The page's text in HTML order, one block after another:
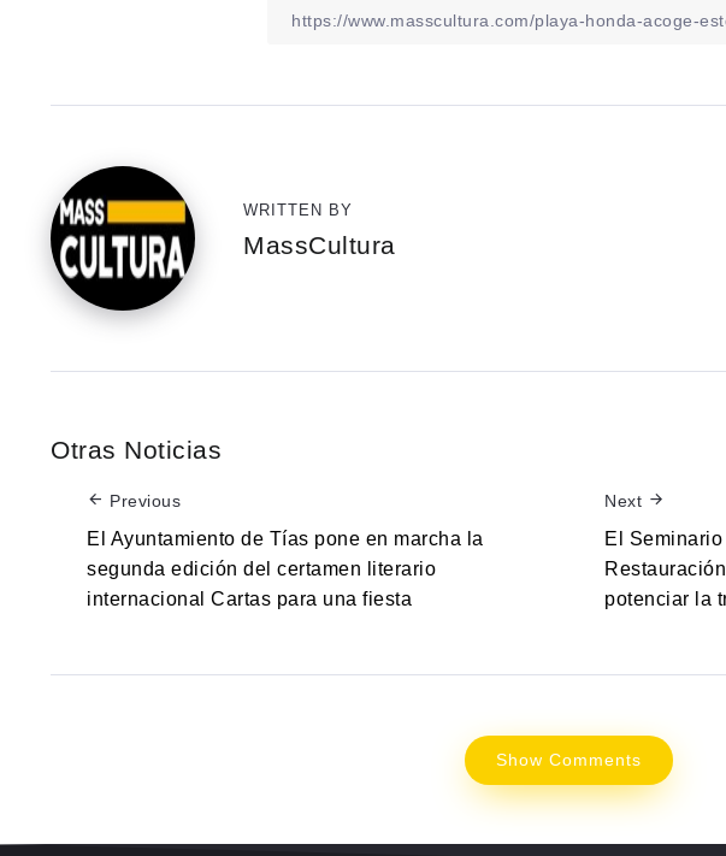
WRITTEN BY
MassCultura
Otras Noticias
Previous
El Ayuntamiento de Tías pone en marcha la
segunda edición del certamen literario
internacional Cartas para una fiesta
Next
El
potenciar la
Show Comments